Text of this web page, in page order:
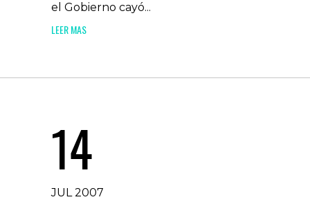
el Gobierno cayó...
LEER MAS
14
JUL 2007